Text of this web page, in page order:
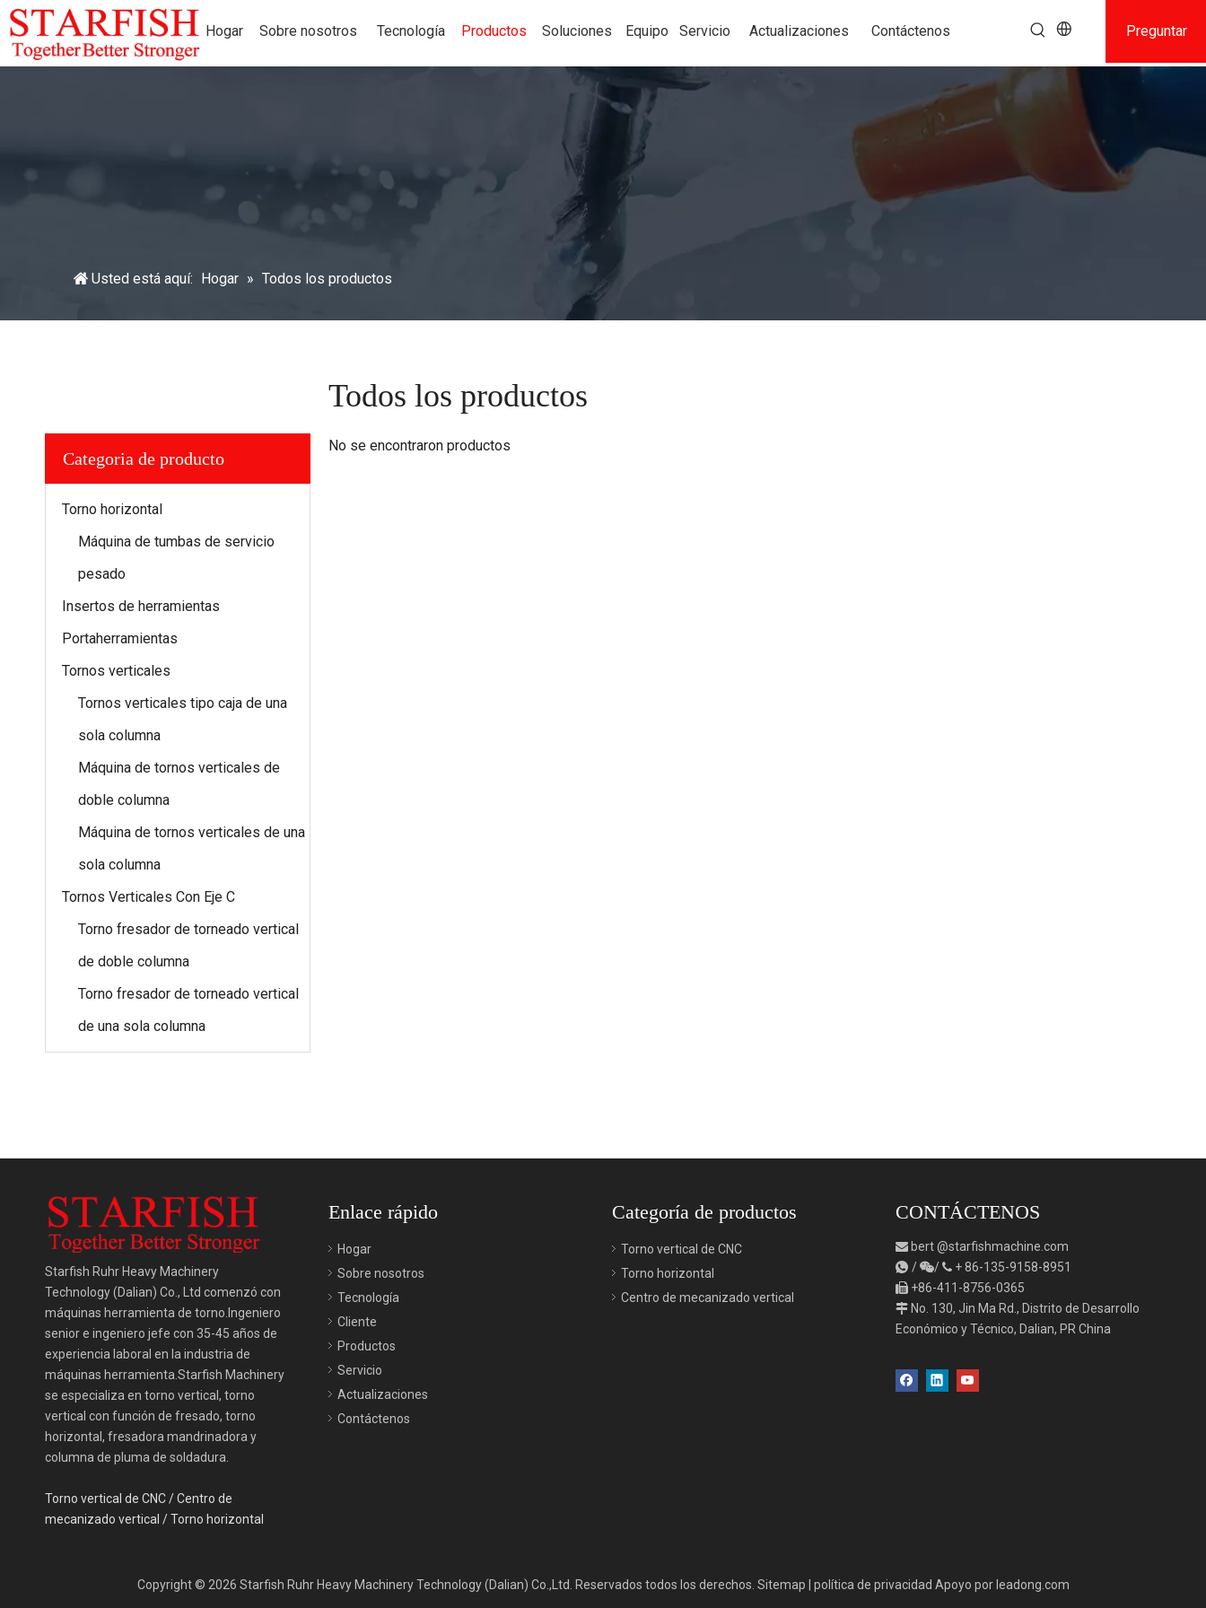
Hogar Sobre nosotros Tecnología Productos Soluciones Equipo Servicio Actualizaciones Contáctenos Preguntar
Usted está aquí: Hogar » Todos los productos
Categoria de producto
Torno horizontal
Máquina de tumbas de servicio
pesado
Insertos de herramientas
Portaherramientas
Tornos verticales
Tornos verticales tipo caja de una
sola columna
Máquina de tornos verticales de
doble columna
Máquina de tornos verticales de una
sola columna
Tornos Verticales Con Eje C
Torno fresador de torneado vertical
de doble columna
Torno fresador de torneado vertical
de una sola columna
Todos los productos
No se encontraron productos
Starfish Ruhr Heavy Machinery
Technology (Dalian) Co., Ltd comenzó con
máquinas herramienta de torno.Ingeniero
senior e ingeniero jefe con 35-45 años de
experiencia laboral en la industria de
máquinas herramienta.Starfish Machinery
se especializa en torno vertical, torno
vertical con función de fresado, torno
horizontal, fresadora mandrinadora y
columna de pluma de soldadura.
Torno vertical de CNC/Centro de
mecanizado vertical /Torno horizontal
Enlace rápido
Hogar
Sobre nosotros
Tecnología
Cliente
Productos
Servicio
Actualizaciones
Contáctenos
Categoría de productos
Torno vertical de CNC
Torno horizontal
Centro de mecanizado vertical
CONTÁCTENOS
 bert@starfishmachine.com
 / /  +86-135-9158-8951
 +86-411-8756-0365
 No. 130, Jin Ma Rd., Distrito de Desarrollo
Económico y Técnico, Dalian, PR China
Copyright © 2026 Starfish Ruhr Heavy Machinery Technology (Dalian) Co.,Ltd. Reservados todos los derechos. Sitemap política de privacidad Apoyo por leadong.com